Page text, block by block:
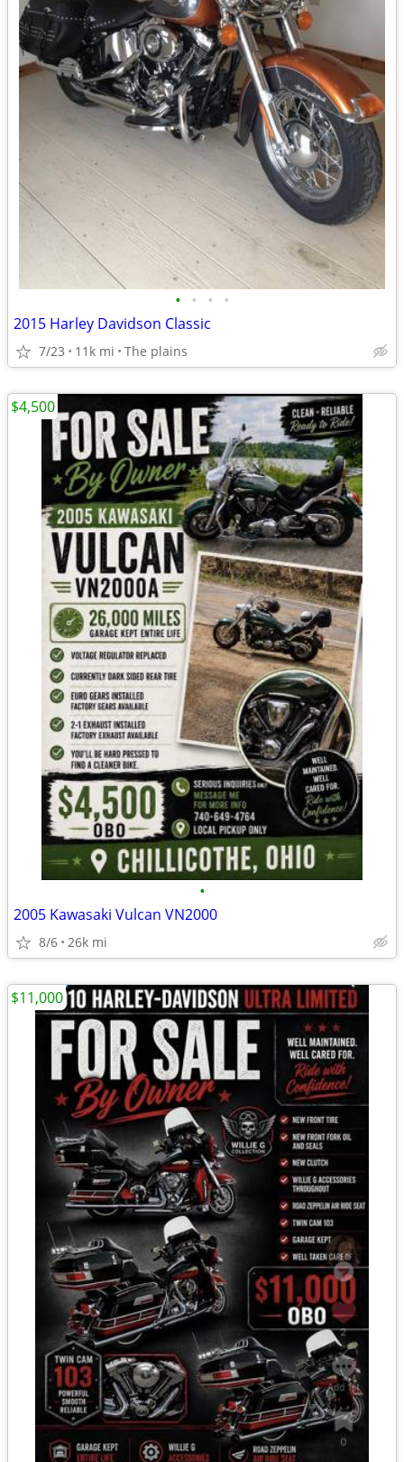
• • • •
2015 Harley Davidson Classic
7/23 11k mi The plains
•
2005 Kawasaki Vulcan VN2000
8/6 26k mi
$4,500
$11,000